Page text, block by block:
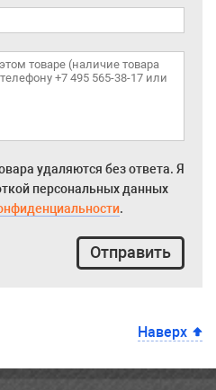
удаляются без ответа. Я
персональных данных
.
Отправить
Наверх